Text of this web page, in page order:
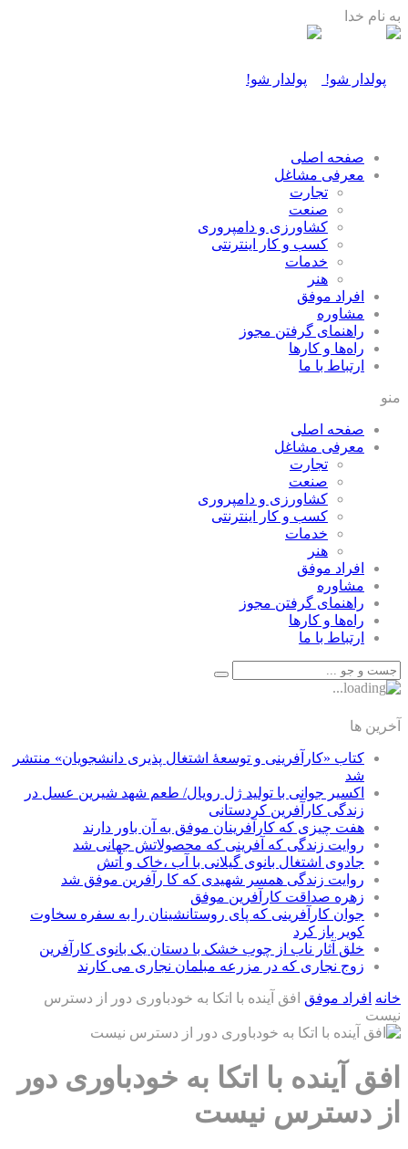
به نام خدا
صفحه اصلی
معرفی مشاغل
تجارت
صنعت
كشاورزی و دامپروری
كسب و كار اينترنتی
خدمات
هنر
افراد موفق
مشاوره
راهنمای گرفتن مجوز
راه‌ها و كارها
ارتباط با ما
منو
صفحه اصلی
معرفی مشاغل
تجارت
صنعت
كشاورزی و دامپروری
كسب و كار اينترنتی
خدمات
هنر
افراد موفق
مشاوره
راهنمای گرفتن مجوز
راه‌ها و كارها
ارتباط با ما
آخرین ها
کتاب «کارآفرینی و توسعۀ اشتغال پذیری دانشجویان» منتشر
شد
اکسیر جوانی با تولید ژل رویال/ طعم شهد شیرین عسل‌ در
زندگی کارآفرین کردستانی
هفت چیزی که کارآفرینان موفق به آن باور دارند
روایت زندگی که آفرینی که محصولاتش جهانی شد
جادوی اشتغال بانوی گیلانی با آب ،خاک و آتش
روایت زندگی همسر شهیدی که کا رآفرین موفق شد
زهره صداقت کارآفرین موفق
جوان کارآفرینی که پای روستانشینان را به سفره سخاوت
کویر باز کرد
خلق آثار ناب از چوب خشک با دستان یک بانوی کارآفرین
زوج نجاری که در مزرعه مبلمان نجاری می کارند
خانه افراد موفق افق آینده با اتکا به خودباوری دور از دسترس
نیست
افق آینده با اتکا به خودباوری دور
از دسترس نیست